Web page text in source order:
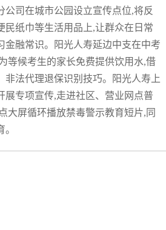
公司在城市公园设立宣传点位,将反
民纸巾等生活用品上,让群众在日常
金融常识。阳光人寿延边中支在中考
等候考生的家长免费提供饮用水,借
非法代理退保识别技巧。阳光人寿上
展专项宣传,走进社区、营业网点普
大屏循环播放禁毒警示教育短片,同